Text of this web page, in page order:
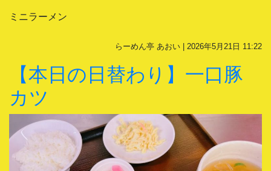
ミニラーメン
らーめん亭 あおい | 2026年5月21日 11:22
【本日の日替わり】一口豚
カツ